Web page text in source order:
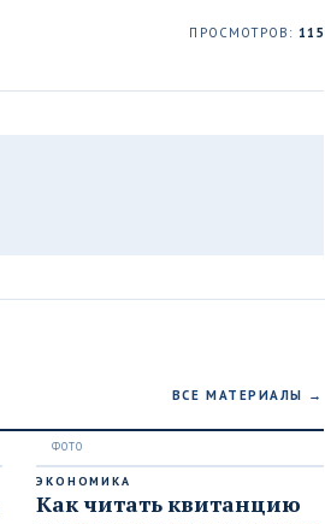
ПРОСМОТРОВ: 115
ВСЕ МАТЕРИАЛЫ →
ЭКОНОМИКА
Как читать квитанцию